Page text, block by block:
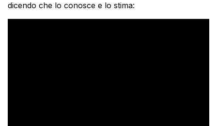
dicendo che lo conosce e lo stima: